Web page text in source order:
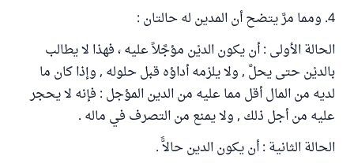
4. ومما مرَّ يتضح أن المدين له حالتان :
الحالة الأولى : أن يكون الديْن مؤجَّلاً عليه ، فهذا لا يطالب
بالديْن حتى يحلَّ , ولا يلزمه أداؤه قبل حلوله , وإذا كان ما
لديه من المال أقل مما عليه من الدين المؤجل : فإنه لا يحجر
عليه من أجل ذلك , ولا يمنع من التصرف في ماله .
الحالة الثانية : أن يكون الدين حالاًّ .